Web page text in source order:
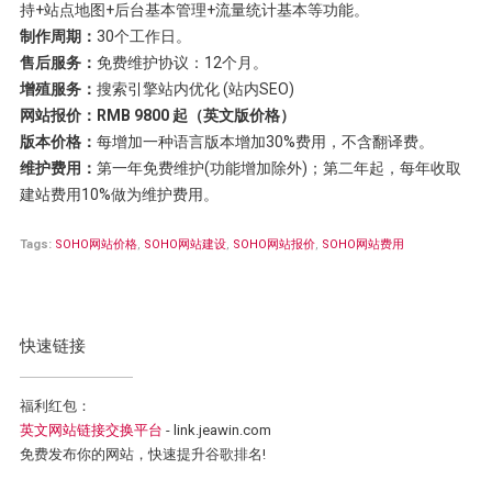
持+站点地图+后台基本管理+流量统计基本等功能。
制作周期： 30个工作日。
售后服务： 免费维护协议：12个月。
增殖服务： 搜索引擎站内优化 (站内SEO)
网站报价：RMB 9800 起（英文版价格）
版本价格： 每增加一种语言版本增加30%费用，不含翻译费。
维护费用： 第一年免费维护(功能增加除外)；第二年起，每年收取
建站费用10%做为维护费用。
Tags: SOHO网站价格, SOHO网站建设, SOHO网站报价, SOHO网站费用
快速链接
福利红包：
英文网站链接交换平台 - link.jeawin.com
免费发布你的网站，快速提升谷歌排名!